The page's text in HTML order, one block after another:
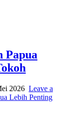
Papua
2026 Leave a
Lebih Penting